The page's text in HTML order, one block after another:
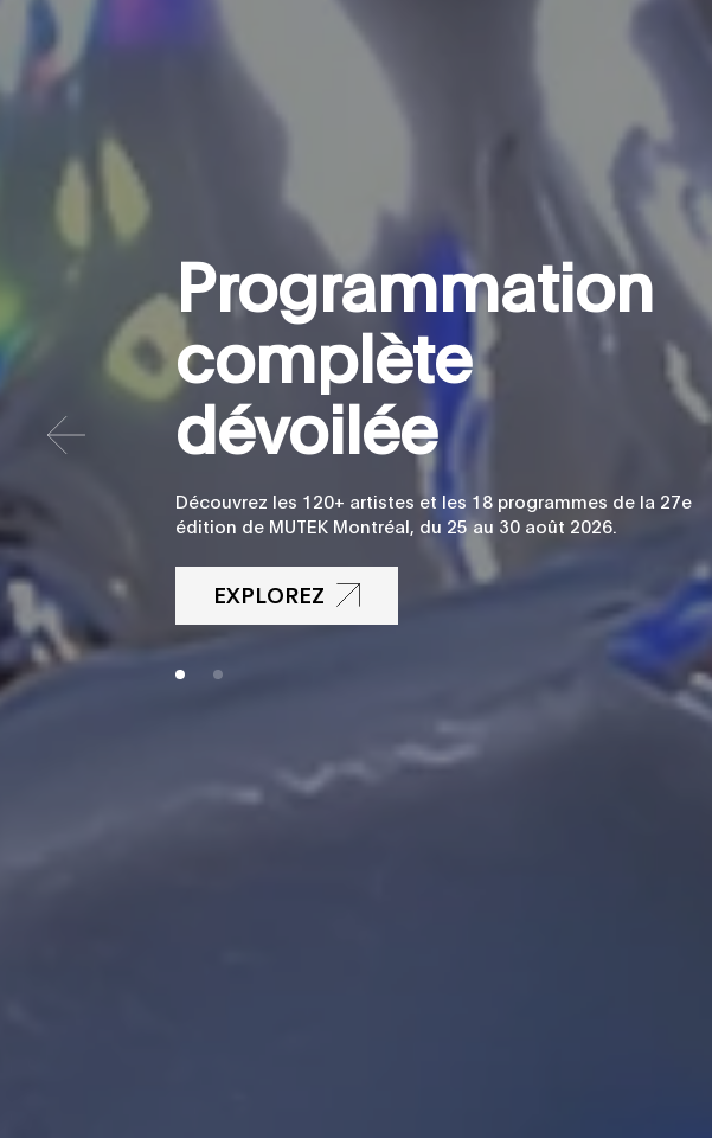
Programmation
complète
dévoilée
Découvrez les 120+ artistes et les 18 programmes de la 27e
édition de MUTEK Montréal, du 25 au 30 août 2026.
EXPLOREZ